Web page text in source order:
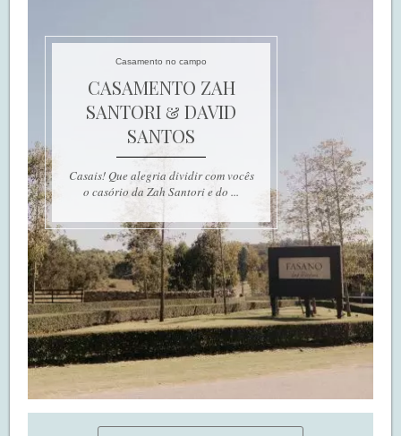
Casamento no campo
CASAMENTO ZAH
SANTORI & DAVID
SANTOS
Casais! Que alegria dividir com vocês
o casório da Zah Santori e do ...